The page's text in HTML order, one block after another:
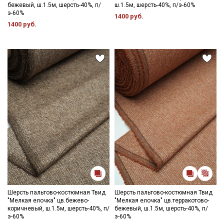
бежевый, ш.1.5м, шерсть-40%, п/
э-60%
1400 руб.
ш.1.5м, шерсть-40%, п/э-60%
1400 руб.
Шерсть пальтово-костюмная Твид
"Мелкая елочка" цв.бежево-
коричневый, ш.1.5м, шерсть-40%, п/
э-60%
Шерсть пальтово-костюмная Твид
"Мелкая елочка" цв.терракотово-
бежевый, ш.1.5м, шерсть-40%, п/
э-60%
Секретная рассылка от Купава